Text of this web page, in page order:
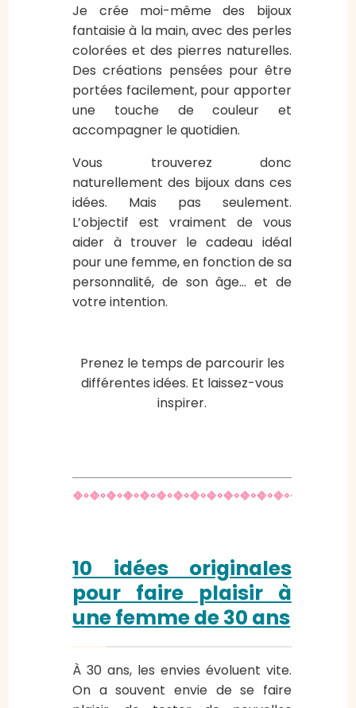
Je crée moi-même des bijoux
fantaisie à la main, avec des perles
colorées et des pierres naturelles.
Des créations pensées pour être
portées facilement, pour apporter
une touche de couleur et
accompagner le quotidien.
Vous trouverez donc
naturellement des bijoux dans ces
idées. Mais pas seulement.
L’objectif est vraiment de vous
aider à trouver le cadeau idéal
pour une femme, en fonction de sa
personnalité, de son âge… et de
votre intention.
Prenez le temps de parcourir les
différentes idées. Et laissez-vous
inspirer.
10 idées originales
pour faire plaisir à
une femme de 30 ans
À 30 ans, les envies évoluent vite.
On a souvent envie de se faire